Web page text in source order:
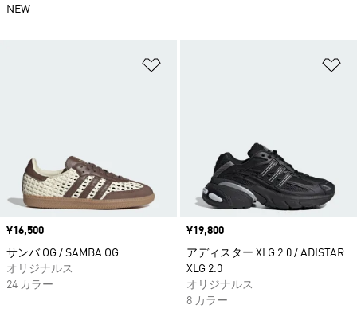
価格
¥16,500
サンバ OG / SAMBA OG
オリジナルス
24 カラー
価格
¥19,800
アディスター XLG 2.0 / ADISTAR
XLG 2.0
オリジナルス
8 カラー
NEW